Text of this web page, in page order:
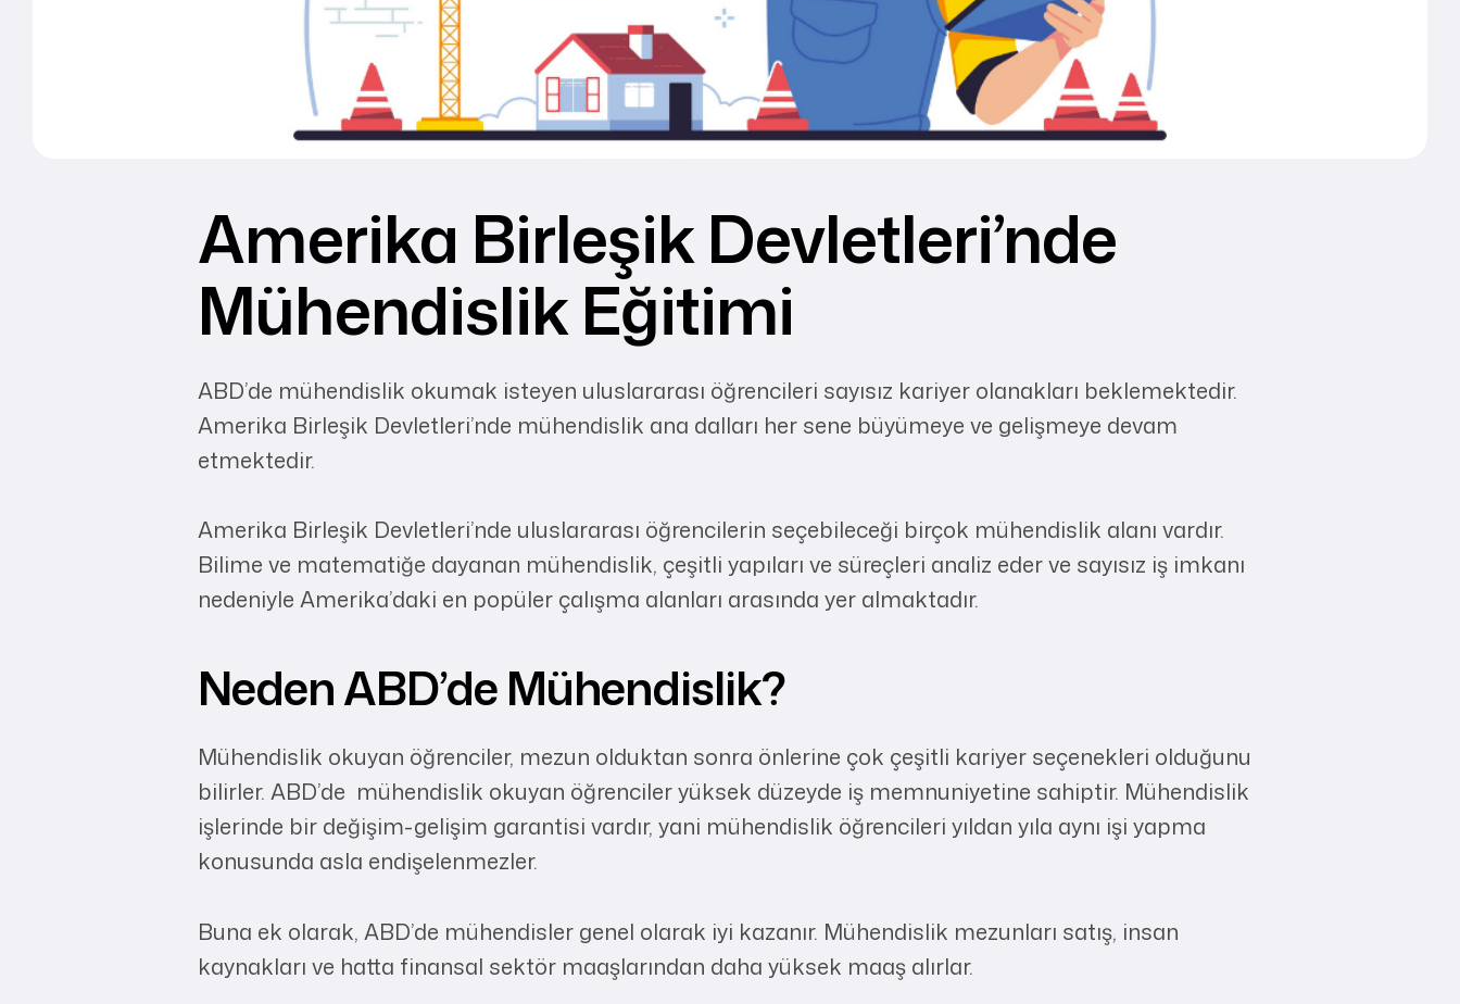
Amerika Birleşik Devletleri’nde
Mühendislik Eğitimi
ABD’de mühendislik okumak isteyen uluslararası öğrencileri sayısız kariyer olanakları beklemektedir.
Amerika Birleşik Devletleri’nde mühendislik ana dalları her sene büyümeye ve gelişmeye devam
etmektedir.
Amerika Birleşik Devletleri’nde uluslararası öğrencilerin seçebileceği birçok mühendislik alanı vardır.
Bilime ve matematiğe dayanan mühendislik, çeşitli yapıları ve süreçleri analiz eder ve sayısız iş imkanı
nedeniyle Amerika’daki en popüler çalışma alanları arasında yer almaktadır.
Neden ABD’de Mühendislik?
Mühendislik okuyan öğrenciler, mezun olduktan sonra önlerine çok çeşitli kariyer seçenekleri olduğunu
bilirler. ABD’de mühendislik okuyan öğrenciler yüksek düzeyde iş memnuniyetine sahiptir. Mühendislik
işlerinde bir değişim-gelişim garantisi vardır, yani mühendislik öğrencileri yıldan yıla aynı işi yapma
konusunda asla endişelenmezler.
Buna ek olarak, ABD’de mühendisler genel olarak iyi kazanır. Mühendislik mezunları satış, insan
kaynakları ve hatta finansal sektör maaşlarından daha yüksek maaş alırlar.